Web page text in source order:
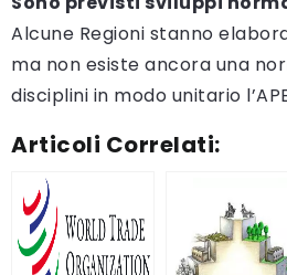
Alcune Regioni stanno
ma non esiste ancora una
disciplini in modo unitario
Articoli Correlati: